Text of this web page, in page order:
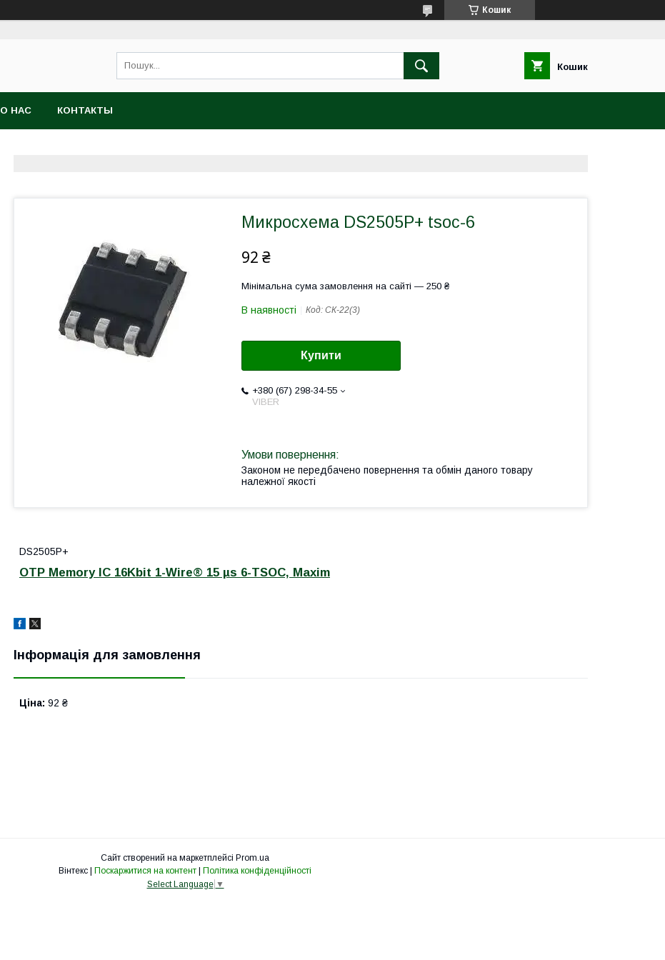
Кошик
Кошик
О НАС КОНТАКТЫ
Микросхема DS2505P+ tsoc-6
92 ₴
Мінімальна сума замовлення на сайті — 250 ₴
В наявності Код: СК-22(3)
Купити
+380 (67) 298-34-55
VIBER
Законом не передбачено повернення та обмін даного товару
належної якості
DS2505P+
OTP Memory IC 16Kbit 1-Wire® 15 µs 6-TSOC, Maxim
Інформація для замовлення
Ціна: 92 ₴
Сайт створений на маркетплейсі Prom.ua
Поскаржитися на контент
Політика конфіденційності
Select Language ▼